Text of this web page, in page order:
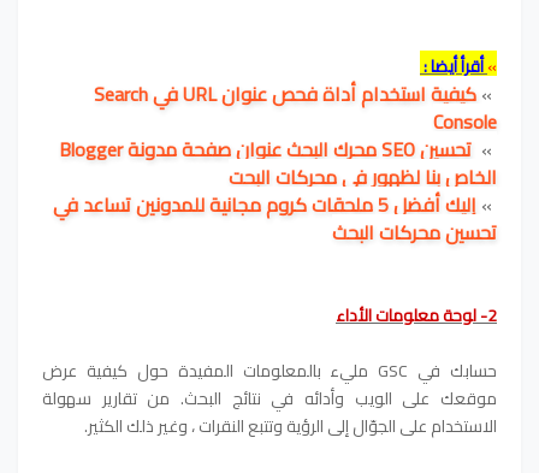
»أقرأ أيضا :
» كيفية استخدام أداة فحص عنوان URL في Search
Console
» تحسين SEO محرك البحث عنوان صفحة مدونة Blogger
الخاص بنا لظهور في محركات البحت
» إليك أفضل 5 ملحقات كروم مجانية للمدونين تساعد في
تحسين محركات البحث
2- لوحة معلومات الأداء
حسابك في GSC مليء بالمعلومات المفيدة حول كيفية عرض
موقعك على الويب وأدائه في نتائج البحث. من تقارير سهولة
الاستخدام على الجوّال إلى الرؤية وتتبع النقرات ، وغير ذلك الكثير.